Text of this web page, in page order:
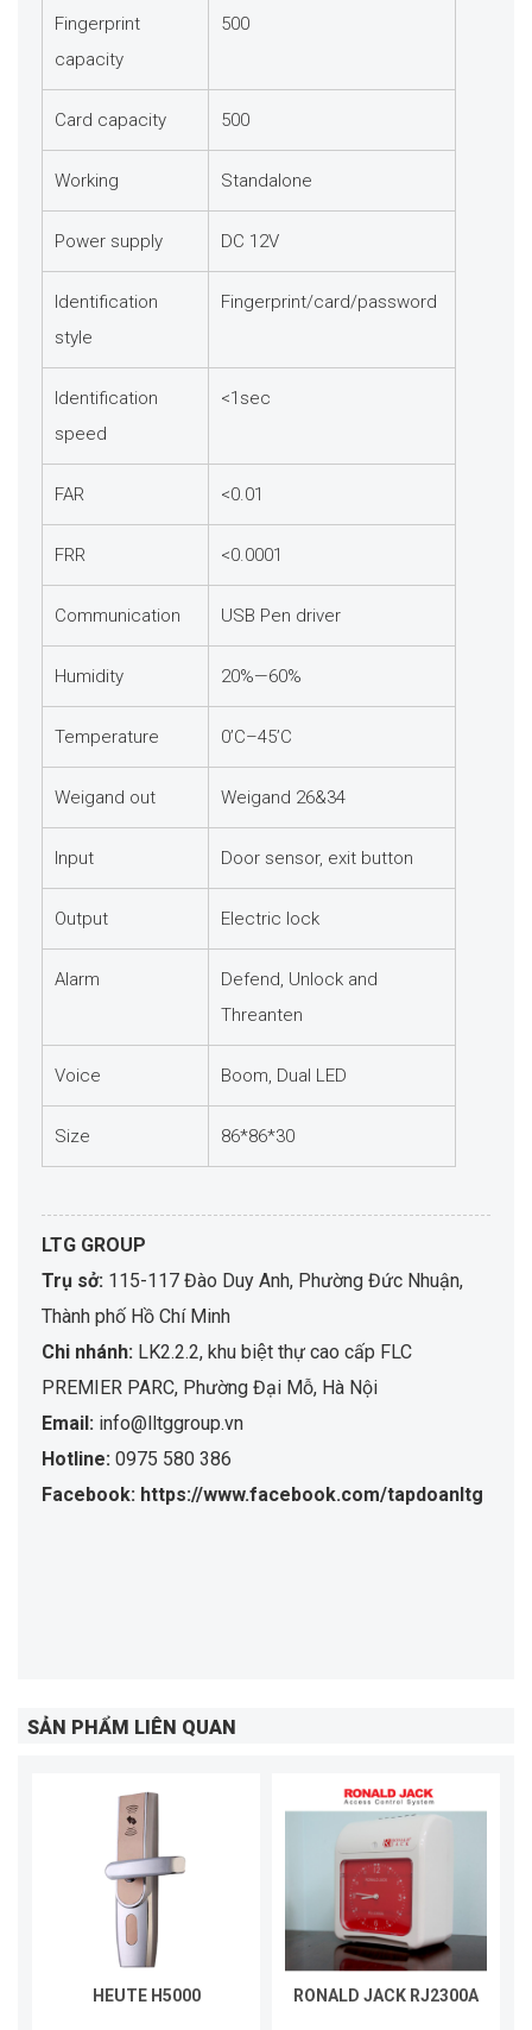
Fingerprint
capacity
500
Card capacity 500
Working Standalone
Power supply DC 12V
Identification
style
Fingerprint/card/password
Identification
speed
<1sec
FAR <0.01
FRR <0.0001
Communication USB Pen driver
Humidity 20%—60%
Temperature 0’C–45’C
Weigand out Weigand 26&34
Input Door sensor, exit button
Output Electric lock
Alarm
Defend, Unlock and
Threanten
Voice Boom, Dual LED
Size 86*86*30
LTG GROUP
Trụ sở: 115-117 Đào Duy Anh, Phường Đức Nhuận,
Thành phố Hồ Chí Minh
Chi nhánh: LK2.2.2, khu biệt thự cao cấp FLC
PREMIER PARC, Phường Đại Mỗ, Hà Nội
Email: info@lltggroup.vn
Hotline: 0975 580 386
Facebook: https://www.facebook.com/tapdoanltg
SẢN PHẨM LIÊN QUAN
HEUTE H5000 RONALD JACK RJ2300A